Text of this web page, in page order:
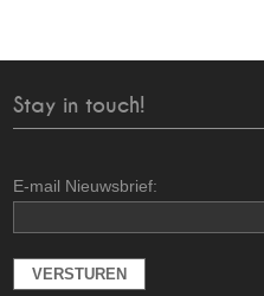
Stay in touch!
E-mail Nieuwsbrief: